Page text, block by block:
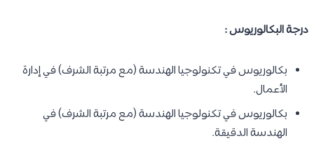
درجة البكالوريوس :
بكالوريوس في تكنولوجيا الهندسة (مع مرتبة الشرف) في إدارة
الأعمال.
بكالوريوس في تكنولوجيا الهندسة (مع مرتبة الشرف) في
الهندسة الدقيقة.